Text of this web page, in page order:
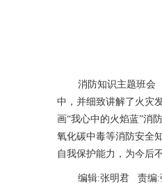
消防知识主题班会
中，并细致讲解了火灾
画“我心中的火焰蓝”消
氧化碳中毒等消防安全
自我保护能力，为今后
编辑:张明君 责编: